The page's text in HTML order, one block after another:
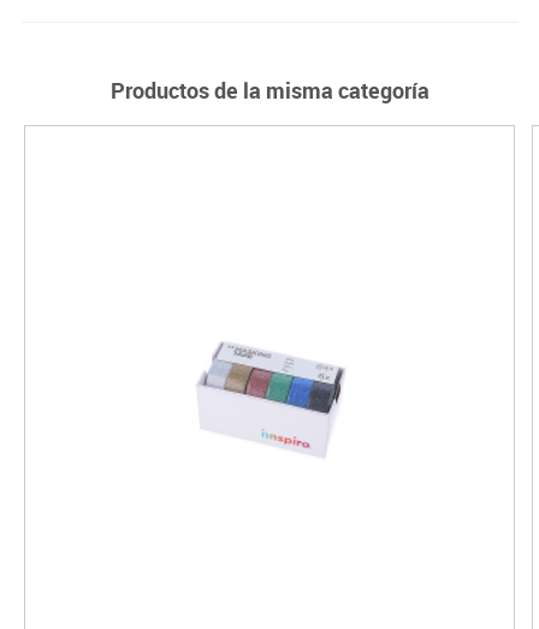
Productos de la misma categoría